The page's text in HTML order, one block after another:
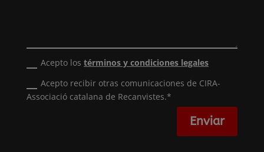
Acepto lostérminos y condiciones legales
Acepto recibir otras comunicaciones de CIRA-
Associació catalana de Recanvistes.*
Enviar